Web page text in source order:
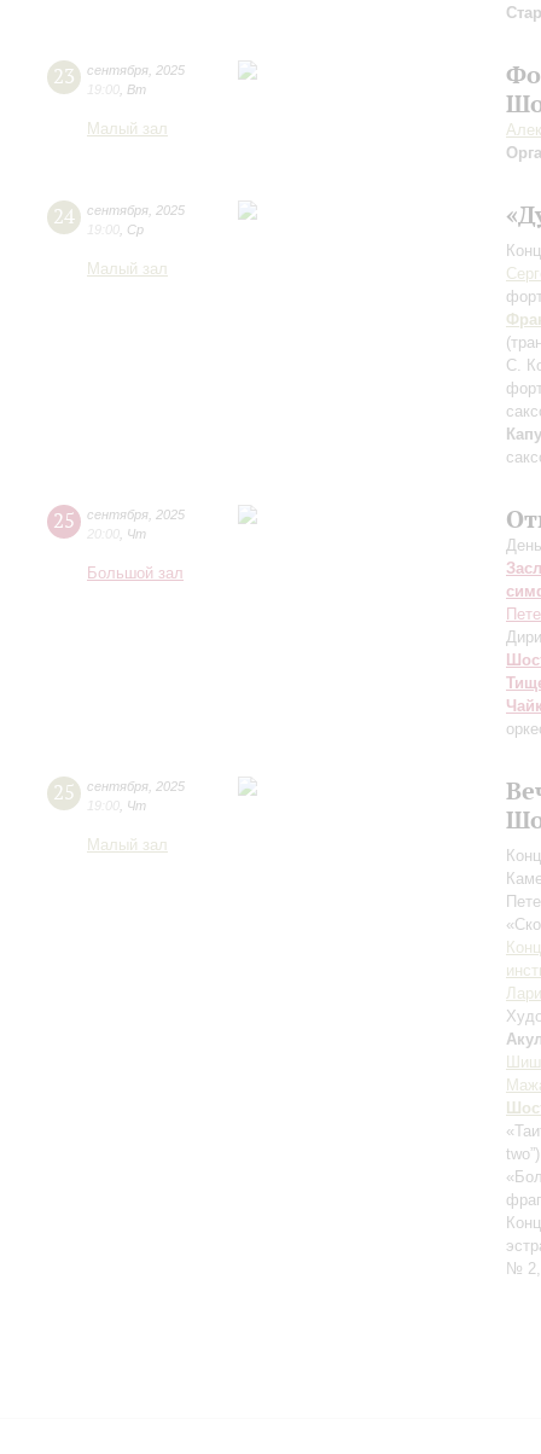
23 сентября 2025
19:00 Вт
Малый зал
24 сентября 2025
19:00 Ср
Малый зал
С.
25 сентября 2025
20:00 Чт
Большой зал
25 сентября 2025
19:00 Чт
Малый зал
№ 2,